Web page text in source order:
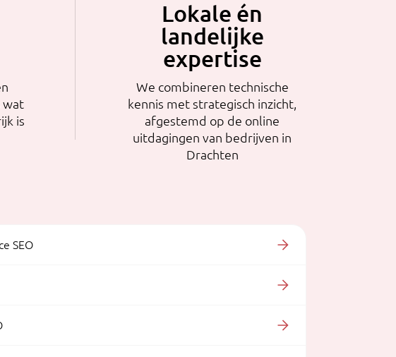
wat
is
Lokale én
landelijke
expertise
We combineren technische
kennis met strategisch inzicht,
afgestemd op de online
uitdagingen van bedrijven in
Drachten
SEO